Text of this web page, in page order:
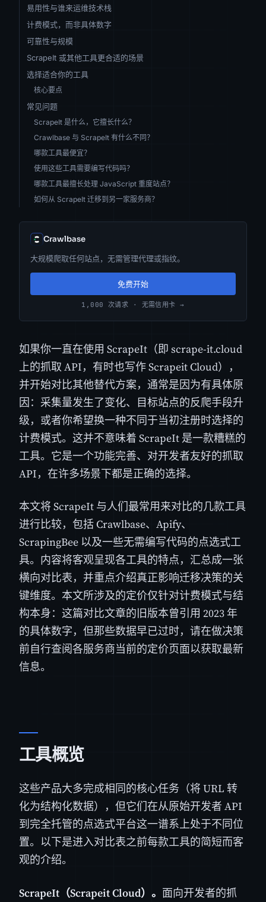
易用性与谁来运维技术栈
计费模式，而非具体数字
可靠性与规模
ScrapeIt 或其他工具更合适的场景
选择适合你的工具
核心要点
常见问题
ScrapeIt 是什么，它擅长什么？
Crawlbase 与 ScrapeIt 有什么不同？
哪款工具最便宜？
使用这些工具需要编写代码吗？
哪款工具最擅长处理 JavaScript 重度站点？
如何从 ScrapeIt 迁移到另一家服务商？
Crawlbase
大规模爬取任何站点，无需管理代理或指纹。
免费开始
1,000 次请求 · 无需信用卡 →
如果你一直在使用 ScrapeIt（即 scrape-it.cloud
上的抓取 API，有时也写作 Scrapeit Cloud），
并开始对比其他替代方案，通常是因为有具体原
因：采集量发生了变化、目标站点的反爬手段升
级，或者你希望换一种不同于当初注册时选择的
计费模式。这并不意味着 ScrapeIt 是一款糟糕的
工具。它是一个功能完善、对开发者友好的抓取
API，在许多场景下都是正确的选择。
本文将 ScrapeIt 与人们最常用来对比的几款工具
进行比较，包括 Crawlbase、Apify、
ScrapingBee 以及一些无需编写代码的点选式工
具。内容将客观呈现各工具的特点，汇总成一张
横向对比表，并重点介绍真正影响迁移决策的关
键维度。本文所涉及的定价仅针对计费模式与结
构本身：这篇对比文章的旧版本曾引用 2023 年
的具体数字，但那些数据早已过时，请在做决策
前自行查阅各服务商当前的定价页面以获取最新
信息。
工具概览
这些产品大多完成相同的核心任务（将 URL 转
化为结构化数据），但它们在从原始开发者 API
到完全托管的点选式平台这一谱系上处于不同位
置。以下是进入对比表之前每款工具的简短而客
观的介绍。
ScrapeIt（Scrapeit Cloud）。 面向开发者的抓